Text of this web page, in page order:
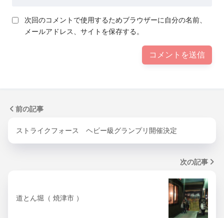
次回のコメントで使用するためブラウザーに自分の名前、
メールアドレス、サイトを保存する。
前の記事
ストライクフォース ヘビー級グランプリ開催決定
次の記事
道とん堀（ 焼津市 ）